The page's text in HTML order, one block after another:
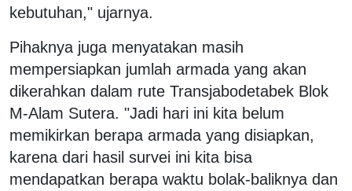
kebutuhan," ujarnya.
Pihaknya juga menyatakan masih
mempersiapkan jumlah armada yang akan
dikerahkan dalam rute Transjabodetabek Blok
M-Alam Sutera. "Jadi hari ini kita belum
memikirkan berapa armada yang disiapkan,
karena dari hasil survei ini kita bisa
mendapatkan berapa waktu bolak-baliknya dan